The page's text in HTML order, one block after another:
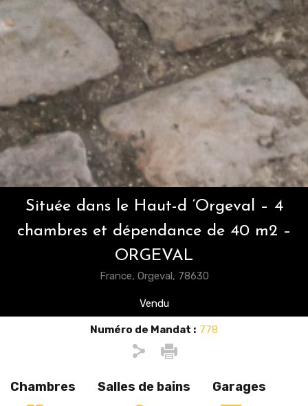
Située dans le Haut-d ‘Orgeval – 4
chambres et dépendance de 40 m2 –
ORGEVAL
France, Orgeval, 78630
Vendu
Numéro de Mandat : 778
Chambres
Salles de bains
Garages